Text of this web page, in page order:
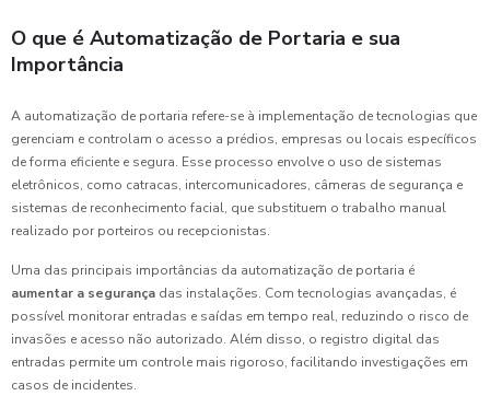
O que é Automatização de Portaria e sua
Importância
A automatização de portaria refere-se à implementação de tecnologias que
gerenciam e controlam o acesso a prédios, empresas ou locais específicos
de forma eficiente e segura. Esse processo envolve o uso de sistemas
eletrônicos, como catracas, intercomunicadores, câmeras de segurança e
sistemas de reconhecimento facial, que substituem o trabalho manual
realizado por porteiros ou recepcionistas.
Uma das principais importâncias da automatização de portaria é
aumentar a segurança das instalações. Com tecnologias avançadas, é
possível monitorar entradas e saídas em tempo real, reduzindo o risco de
invasões e acesso não autorizado. Além disso, o registro digital das
entradas permite um controle mais rigoroso, facilitando investigações em
casos de incidentes.